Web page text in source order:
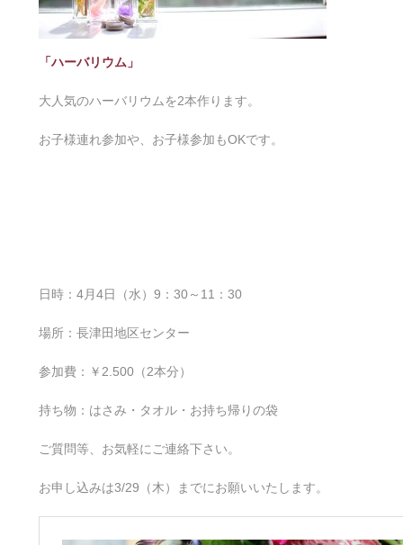
「ハーバリウム」
大人気のハーバリウムを2本作ります。
お子様連れ参加や、お子様参加もOKです。
日時：4月4日（水）9：30～11：30
場所：長津田地区センター
参加費：￥2.500（2本分）
持ち物：はさみ・タオル・お持ち帰りの袋
ご質問等、お気軽にご連絡下さい。
お申し込みは3/29（木）までにお願いいたします。